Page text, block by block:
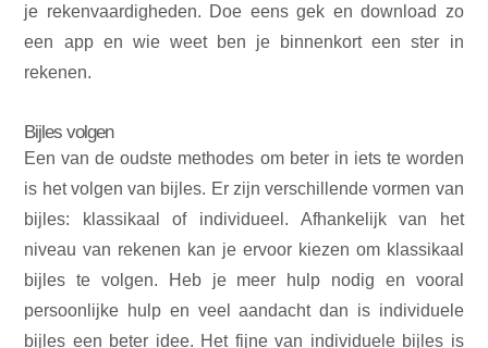
je rekenvaardigheden. Doe eens gek en download zo
een app en wie weet ben je binnenkort een ster in
rekenen.
Bijles volgen
Een van de oudste methodes om beter in iets te worden
is het volgen van bijles. Er zijn verschillende vormen van
bijles: klassikaal of individueel. Afhankelijk van het
niveau van rekenen kan je ervoor kiezen om klassikaal
bijles te volgen. Heb je meer hulp nodig en vooral
persoonlijke hulp en veel aandacht dan is individuele
bijles een beter idee. Het fijne van individuele bijles is